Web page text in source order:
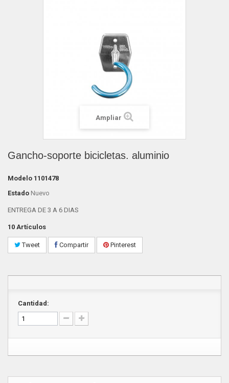
Ampliar
Gancho-soporte bicicletas. aluminio
Modelo 1101478
Estado Nuevo
ENTREGA DE 3 A 6 DIAS
10 Artículos
Tweet Compartir Pinterest
Cantidad: